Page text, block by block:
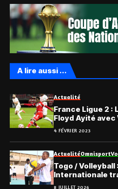
A lire aussi ...
Actualité
France Ligue 2 :
Floyd Ayité
4 FÉVRIER 2023
ActualitéOmnisport
Togo / Volleyball
Internationale
pour les
8 JUILLET 2026